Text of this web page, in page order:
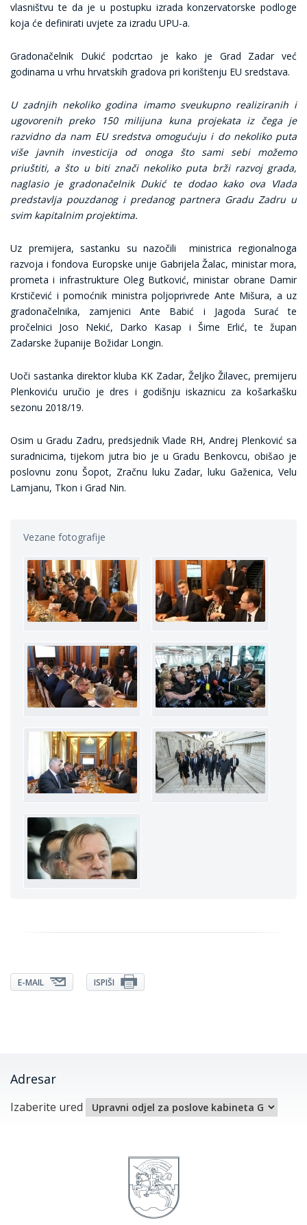
vlasništvu te da je u postupku izrada konzervatorske podloge
koja će definirati uvjete za izradu UPU-a.
Gradonačelnik Dukić podcrtao je kako je Grad Zadar već
godinama u vrhu hrvatskih gradova pri korištenju EU sredstava.
U zadnjih nekoliko godina imamo sveukupno realiziranih i
ugovorenih preko 150 milijuna kuna projekata iz čega je
razvidno da nam EU sredstva omogućuju i do nekoliko puta
više javnih investicija od onoga što sami sebi možemo
priuštiti, a što u biti znači nekoliko puta brži razvoj grada,
naglasio je gradonačelnik Dukić te dodao kako ova Vlada
predstavlja pouzdanog i predanog partnera Gradu Zadru u
svim kapitalnim projektima.
Uz premijera, sastanku su nazočili ministrica regionalnoga
razvoja i fondova Europske unije Gabrijela Žalac, ministar mora,
prometa i infrastrukture Oleg Butković, ministar obrane Damir
Krstičević i pomoćnik ministra poljoprivrede Ante Mišura, a uz
gradonačelnika, zamjenici Ante Babić i Jagoda Surać te
pročelnici Joso Nekić, Darko Kasap i Šime Erlić, te župan
Zadarske županije Božidar Longin.
Uoči sastanka direktor kluba KK Zadar, Željko Žilavec, premijeru
Plenkoviću uručio je dres i godišnju iskaznicu za košarkašku
sezonu 2018/19.
Osim u Gradu Zadru, predsjednik Vlade RH, Andrej Plenković sa
suradnicima, tijekom jutra bio je u Gradu Benkovcu, obišao je
poslovnu zonu Šopot, Zračnu luku Zadar, luku Gaženica, Velu
Lamjanu, Tkon i Grad Nin.
Vezane fotografije
E-MAIL ISPIŠI
Adresar
Izaberite ured